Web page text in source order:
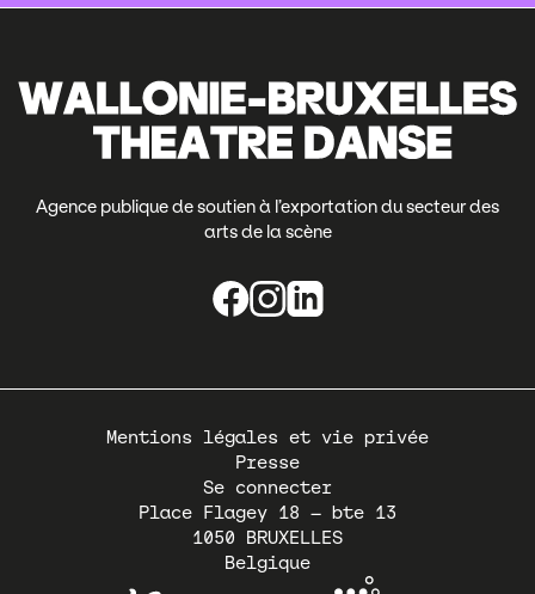
Agence publique de soutien à l’exportation du secteur des
arts de la scène
Pied
Mentions légales et vie privée
Presse
Se connecter
Place Flagey 18 – bte 13
1050
BRUXELLES
Belgique